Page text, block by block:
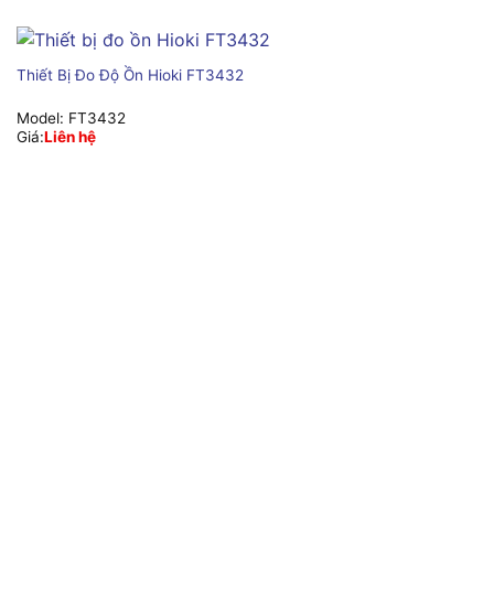
Thiết Bị Đo Độ Ồn Hioki FT3432
Model: FT3432
Giá:Liên hệ